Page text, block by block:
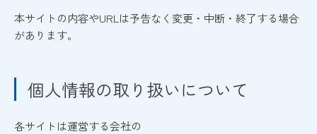
本サイトの内容やURLは予告なく変更・中断・終了する場合
があります。
個人情報の取り扱いについて
各サイトは運営する会社の